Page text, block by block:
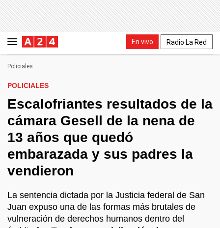
En vivo Radio La Red
Policiales
POLICIALES
Escalofriantes resultados de la
cámara Gesell de la nena de
13 años que quedó
embarazada y sus padres la
vendieron
La sentencia dictada por la Justicia federal de San
Juan expuso una de las formas más brutales de
vulneración de derechos humanos dentro del